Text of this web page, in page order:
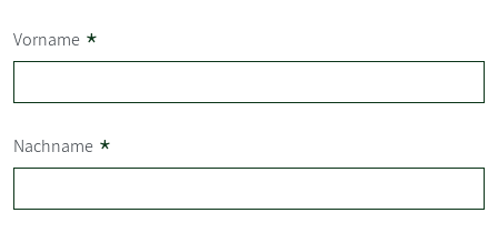
Vorname *
Nachname *